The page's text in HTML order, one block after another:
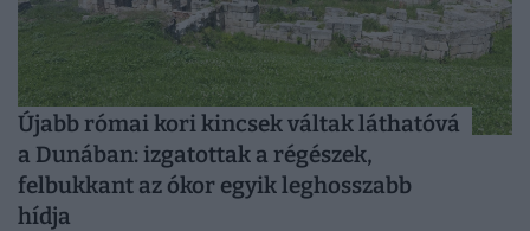
Újabb római kori kincsek váltak láthatóvá
a Dunában: izgatottak a régészek,
felbukkant az ókor egyik leghosszabb
hídja